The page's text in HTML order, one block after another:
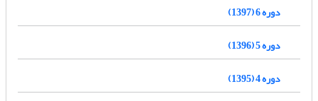
دوره 6 (1397)
دوره 5 (1396)
دوره 4 (1395)